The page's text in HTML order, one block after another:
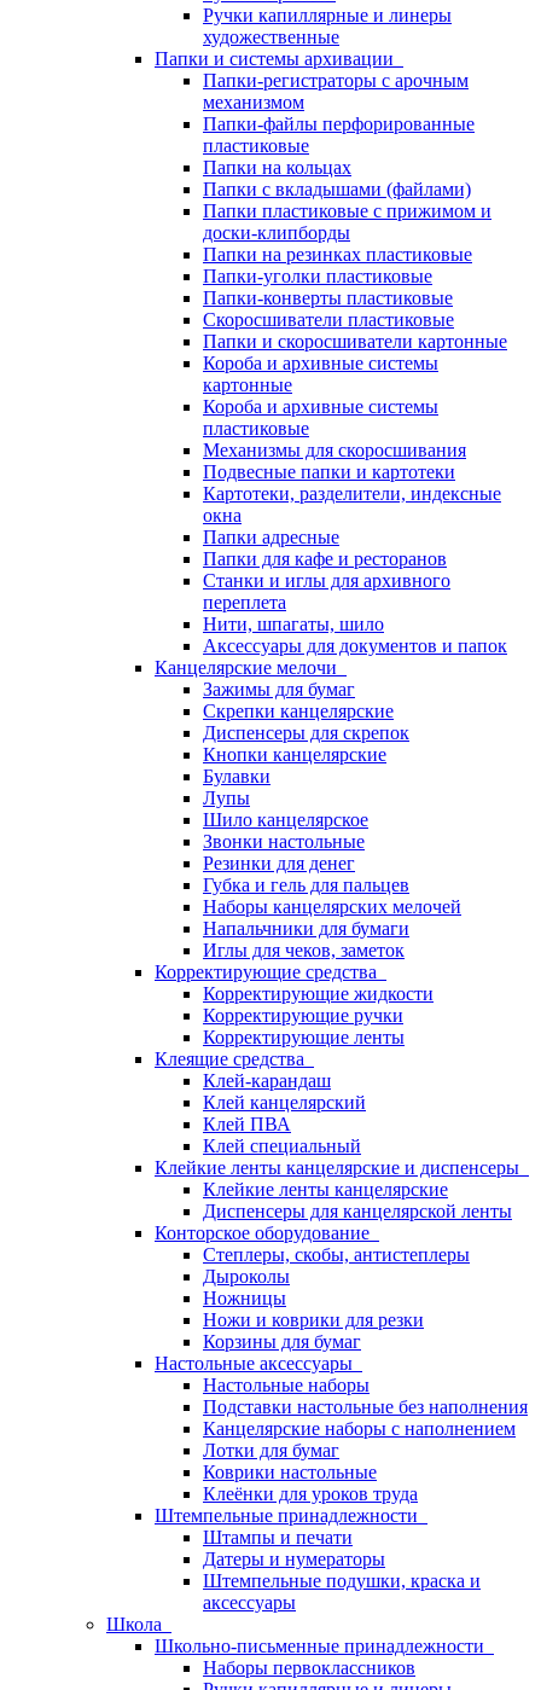
Ручки капиллярные и линеры
художественные
Папки и системы архивации
Папки-регистраторы с арочным
механизмом
Папки-файлы перфорированные
пластиковые
Папки на кольцах
Папки с вкладышами (файлами)
Папки пластиковые с прижимом и
доски-клипборды
Папки на резинках пластиковые
Папки-уголки пластиковые
Папки-конверты пластиковые
Скоросшиватели пластиковые
Папки и скоросшиватели картонные
Короба и архивные системы
картонные
Короба и архивные системы
пластиковые
Механизмы для скоросшивания
Подвесные папки и картотеки
Картотеки, разделители, индексные
окна
Папки адресные
Папки для кафе и ресторанов
Станки и иглы для архивного
переплета
Нити, шпагаты, шило
Аксессуары для документов и папок
Канцелярские мелочи
Зажимы для бумаг
Скрепки канцелярские
Диспенсеры для скрепок
Кнопки канцелярские
Булавки
Лупы
Шило канцелярское
Звонки настольные
Резинки для денег
Губка и гель для пальцев
Наборы канцелярских мелочей
Напальчники для бумаги
Иглы для чеков, заметок
Корректирующие средства
Корректирующие жидкости
Корректирующие ручки
Корректирующие ленты
Клеящие средства
Клей-карандаш
Клей канцелярский
Клей ПВА
Клей специальный
Клейкие ленты канцелярские и диспенсеры
Клейкие ленты канцелярские
Диспенсеры для канцелярской ленты
Конторское оборудование
Степлеры, скобы, антистеплеры
Дыроколы
Ножницы
Ножи и коврики для резки
Корзины для бумаг
Настольные аксессуары
Настольные наборы
Подставки настольные без наполнения
Канцелярские наборы с наполнением
Лотки для бумаг
Коврики настольные
Клеёнки для уроков труда
Штемпельные принадлежности
Штампы и печати
Датеры и нумераторы
Штемпельные подушки, краска и
аксессуары
Школа
Школьно-письменные принадлежности
Наборы первоклассников